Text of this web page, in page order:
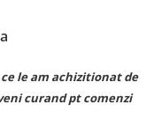
le am achizitionat de
curand pt comenzi